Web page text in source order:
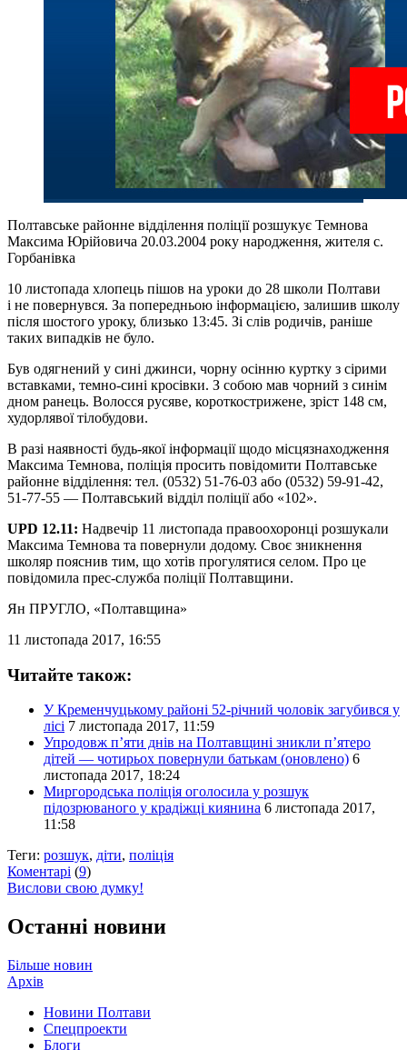
Полтавське районне відділення поліції розшукує Темнова
Максима Юрійовича 20.03.2004 року народження, жителя с.
Горбанівка
10 листопада хлопець пішов на уроки до 28 школи Полтави
і не повернувся. За попередньою інформацією, залишив школу
після шостого уроку, близько 13:45. Зі слів родичів, раніше
таких випадків не було.
Був одягнений у сині джинси, чорну осінню куртку з сірими
вставками, темно-сині кросівки. З собою мав чорний з синім
дном ранець. Волосся русяве, короткострижене, зріст 148 см,
худорлявої тілобудови.
В разі наявності будь-якої інформації щодо місцязнаходження
Максима Темнова, поліція просить повідомити Полтавське
районне відділення: тел. (0532) 51-76-03 або (0532) 59-91-42,
51-77-55 — Полтавський відділ поліції або «102».
UPD 12.11: Надвечір 11 листопада правоохоронці розшукали
Максима Темнова та повернули додому. Своє зникнення
школяр пояснив тим, що хотів прогулятися селом. Про це
повідомила прес-служба поліції Полтавщини.
Ян ПРУГЛО, «Полтавщина»
11 листопада 2017, 16:55
Читайте також:
У Кременчуцькому районі 52-річний чоловік загубився у
лісі 7 листопада 2017, 11:59
Упродовж п’яти днів на Полтавщині зникли п’ятеро
дітей — чотирьох повернули батькам (оновлено) 6
листопада 2017, 18:24
Миргородська поліція оголосила у розшук
підозрюваного у крадіжці киянина 6 листопада 2017,
11:58
Теги: розшук, діти, поліція
Коментарі (9)
Вислови свою думку!
Останні новини
Більше новин
Архів
Новини Полтави
Спецпроекти
Блоги